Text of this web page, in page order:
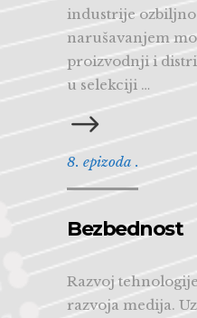
industrije
narušavanjem
proizvodnji i
u selekciji …
8. epizoda .
Bezbednost
Razvoj
razvoja medija.